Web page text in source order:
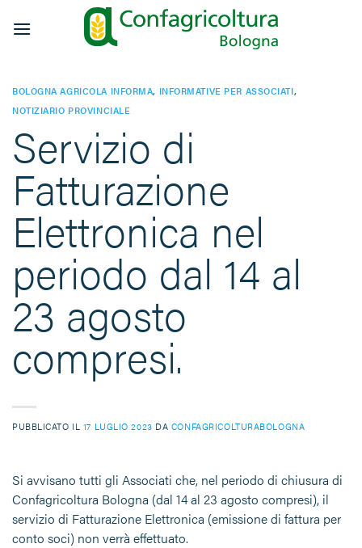
BOLOGNA AGRICOLA INFORMA, INFORMATIVE PER ASSOCIATI,
NOTIZIARIO PROVINCIALE
Servizio di
Fatturazione
Elettronica nel
periodo dal 14 al
23 agosto
compresi.
PUBBLICATO IL 17 LUGLIO 2023 DA CONFAGRICOLTURABOLOGNA
Si avvisano tutti gli Associati che, nel periodo di chiusura di
Confagricoltura Bologna (dal 14 al 23 agosto compresi), il
servizio di Fatturazione Elettronica (emissione di fattura per
conto soci) non verrà effettuato.